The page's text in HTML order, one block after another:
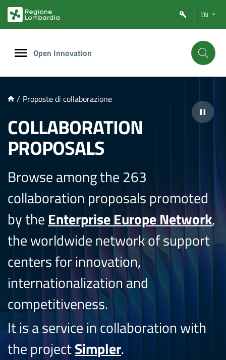
PRINCIPALE
EN
Open Innovation
/ Proposte di collaborazione
COLLABORATION
PROPOSALS
Browse among the 263
collaboration proposals promoted
by the Enterprise Europe Network,
the worldwide network of support
centers for innovation,
internationalization and
competitiveness.
It is a service in collaboration with
the projectSimpler.